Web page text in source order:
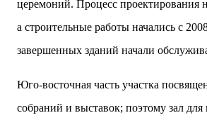
церемоний. Процесс проектирования
а строительные работы начались с
завершенных зданий начали
Юго-восточная часть участка
собраний и выставок; поэтому зал